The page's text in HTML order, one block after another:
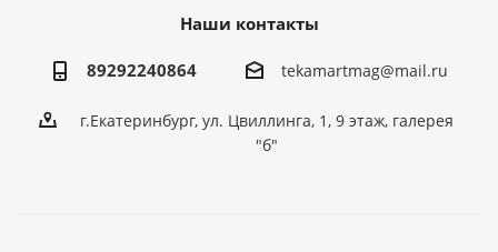
Наши контакты
89292240864 tekamartmag@mail.ru
г.Екатеринбург, ул. Цвиллинга, 1, 9 этаж, галерея
"б"